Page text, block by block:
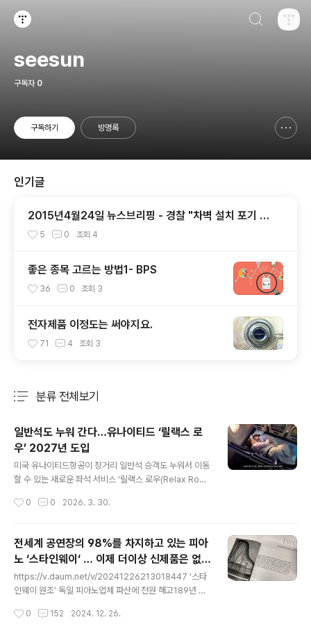
seesun
구독자 0
구독하기 방명록
인기글
2015년4월24일 뉴스브리핑 - 경찰 "차벽 설치 포기 못
하겠다"
5 0 조회 4
좋은 종목 고르는 방법1- BPS
36 0 조회 3
전자제품 이정도는 써야지요.
71 4 조회 3
분류 전체보기
일반석도 누워 간다…유나이티드 ‘릴랙스 로
우’ 2027년 도입
미국 유나이티드항공이 장거리 일반석 승객도 누워서 이동
할 수 있는 새로운 좌석 서비스 ‘릴랙스 로우(Relax Ro
미 좌석 3개를 연결해 소파형 침대처럼 활용할 수 있도록
은 기내에서 편안하게 휴식이나 수면을 취할 수 있습니다.
이용객에게는 매트리스 패드와 담요, 베개 등 침구류가 제
공되며, 가족 단위 승객을 위한 어린이용 키트도 포함될 예
정입니다.해당 서비스는 2027년 첫선을 보인 뒤 2030년
순차적으로 적용됩니다. 좌석은 이코노미와 프리미엄 이코
0 0 2026. 3. 30.
전세계 공연장의 98%를 차지하고 있는 피아
노 ‘스타인웨이‘ … 이제 더이상 신제품은 없
다.
https://v.daum.net/v/20241226213018447 ‘스타
인웨이 원조’ 독일 피아노업체 파산에 전원 해고189년 전
해 직원 31명이 모두 해고됐다고 독일 NDR방송이 보도했
0 152 2024. 12. 26.